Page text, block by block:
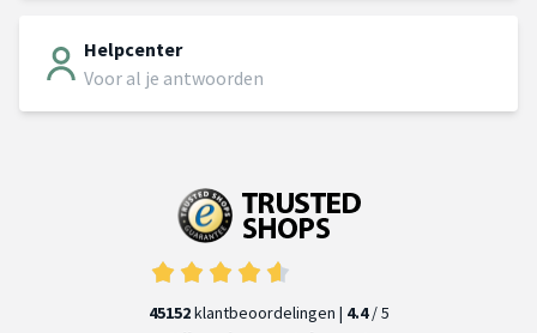
Helpcenter
Voor al je antwoorden
45152klantbeoordelingen | 4.4/ 5